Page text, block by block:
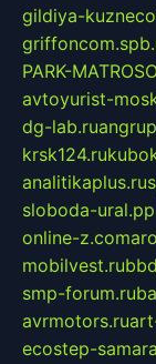
gildiya-
PARK-
avtoyurist-
dg-lab.ru
krsk124.ru
analitikaplus.ru
sloboda-
online-z.com
mobilvest.ru
smp-forum.ru
avrmotors.ru
ecostep-